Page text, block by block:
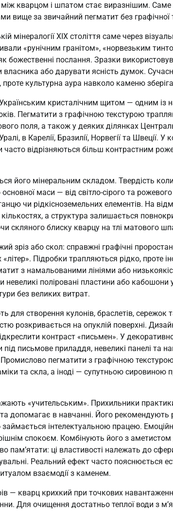
кварцом і шпатом стає виразнішим. Саме
вище за звичайний пегматит без графічної
мінералогії XIX століття саме через
«рунічним гранітом», «норвезьким
божественні послання. Зразки
або дарувати ясність думок.
культурна аура навколо каменю
кристалічним щитом — одним із
Пегматити з графічною текстурою
поля, а також у деяких ділянках
в Карелії, Бразилії, Норвегії та Швеції. У
часто відрізняються більш контрастним
його мінеральним складом. Твердість
маси — від світло-сірого та
чи рідкісноземельних елементів. На
а структура залишається
скляного блиску кварцу на тлі матового
зріз або скол: справжні графічні
Підробки трапляються рідко, проте
з намальованими лініями або
поліровані пластини або кабошони
без великих витрат.
для створення кулонів, браслетів, сережок
розкривається на опуклій поверхні.
контраст «письмен». У
письмове приладдя, невеликі панелі та
пегматити з графічною
та скла, а іноді — супутньою сировиною
«учительським». Прихильники
допомагає в навчанні. Його рекомендують
інтелектуальною працею.
спокоєм. Комбінують його з
пам’ятати: ці властивості належать до
Реальний ефект часто пояснюється
взаємодії з каменем.
— кварц крихкий при точкових
Для очищення достатньо теплої води з